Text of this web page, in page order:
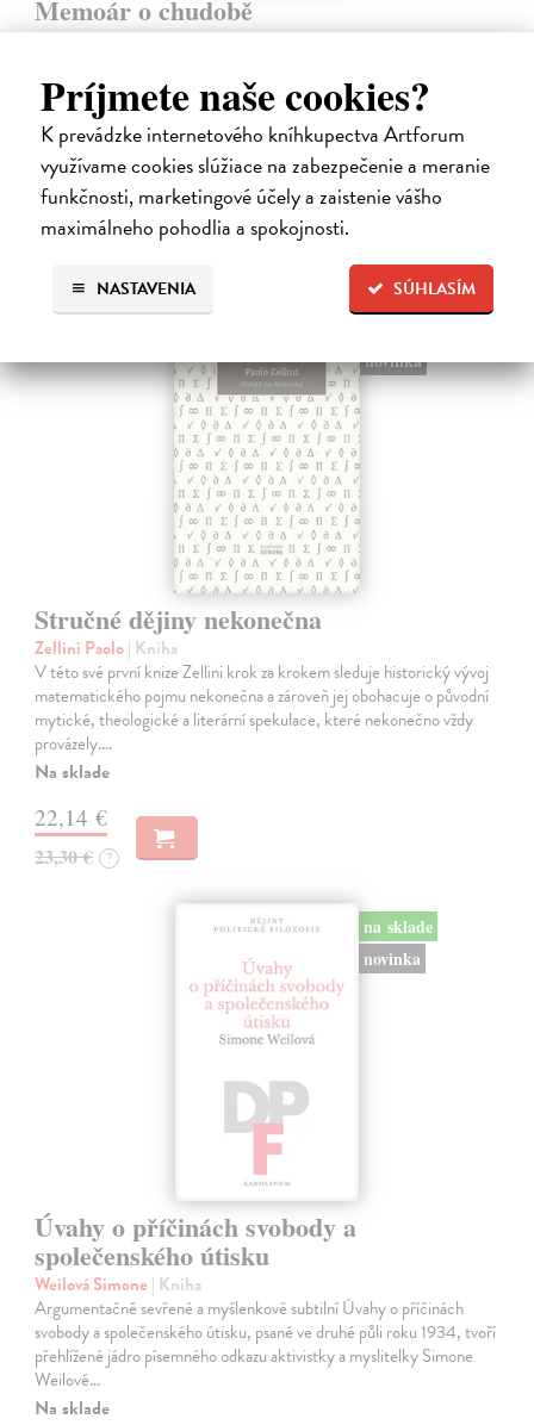
Príjmete naše cookies?
K prevádzke internetového kníhkupectva Artforum
využívame cookies slúžiace na zabezpečenie a meranie
funkčnosti, marketingové účely a zaistenie vášho
maximálneho pohodlia a spokojnosti.
SÚHLASÍM
NASTAVENIA
Memoár o chudobě
Tocqueville Alexis de| Kniha
osobností evropské politické filosofie 19. století je doplněn obšírnými
komentáři Ivo Budila, Jana Kellera a Gertrudy Himmelfalberové.
Od…
Na sklade
5,94 €
novinka
Stručné dějiny nekonečna
Zellini Paolo| Kniha
V této své první knize Zellini krok za krokem sleduje historický vývoj
matematického pojmu nekonečna a zároveň jej obohacuje o původní
mytické, theologické a literární spekulace, které nekonečno vždy
provázely.…
Na sklade
22,14 €
23,30 € ?
na sklade
novinka
Úvahy o příčinách svobody a
společenského útisku
Weilová Simone | Kniha
Argumentačně sevřené a myšlenkově subtilní Úvahy o příčinách
svobody a společenského útisku, psané ve druhé půli roku 1934, tvoří
přehlížené jádro písemného odkazu aktivistky a myslitelky Simone
Weilové…
Na sklade